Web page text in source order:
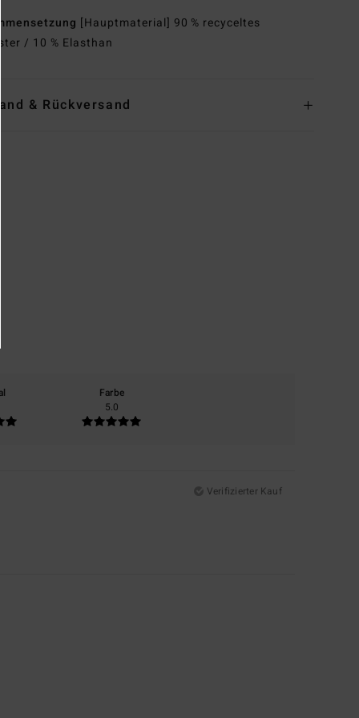
[Hauptmaterial] 90 % recyceltes
/ 10 % Elasthan
& Rückversand
Farbe
5.0
Verifizierter Kauf